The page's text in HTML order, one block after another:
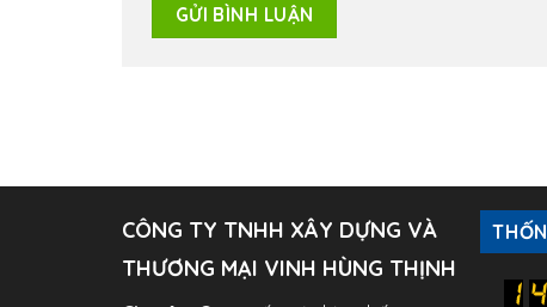
CÔNG TY TNHH XÂY DỰNG VÀ
THƯƠNG MẠI VINH HÙNG THỊNH